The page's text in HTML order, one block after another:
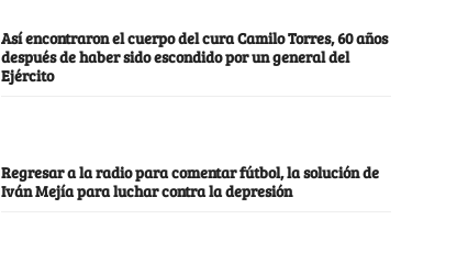
Así encontraron el cuerpo del cura Camilo Torres, 60 años
después de haber sido escondido por un general del
Ejército
Regresar a la radio para comentar fútbol, la solución de
Iván Mejía para luchar contra la depresión